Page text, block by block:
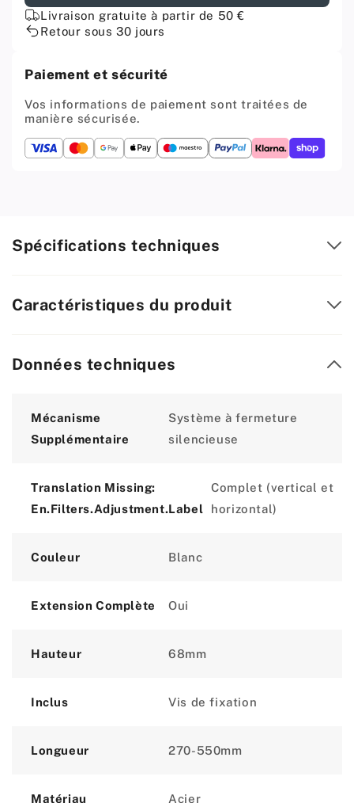
de
tiroir
silencieuse,
H:
mm,
Blanc
de
tiroir
silencieuse,
H:
mm,
Blanc
Livraison gratuite à partir de 50 €
Retour sous 30 jours
Paiement et sécurité
Vos informations de paiement sont traitées de
manière sécurisée.
Spécifications techniques
Caractéristiques du produit
Données techniques
Mécanisme
Supplémentaire
Système à fermeture
silencieuse
Translation Missing:
En.filters.adjustment.label
Complet (vertical et
horizontal)
Couleur Blanc
Extension Complète Oui
Hauteur 68mm
Inclus Vis de fixation
Longueur 270-550mm
Matériau Acier